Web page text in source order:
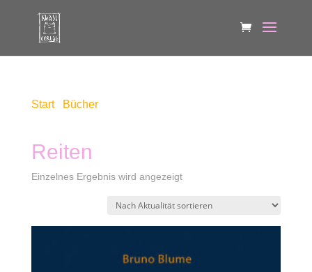
Start/ Bücher/ Produkte verschlagwortet mit
Reiten
Einzelnes Ergebnis wird angezeigt